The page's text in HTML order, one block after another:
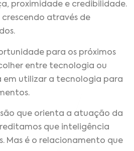
proximidade e credibilidade.
através de
para os próximos
entre tecnologia ou
em utilizar a tecnologia para
que orienta a atuação da
que inteligência
Mas é o relacionamento que